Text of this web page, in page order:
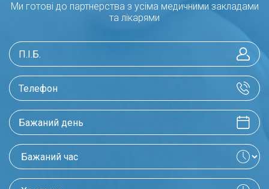
Ми готові до партнерства з усіма медичними закладами
та лікарями